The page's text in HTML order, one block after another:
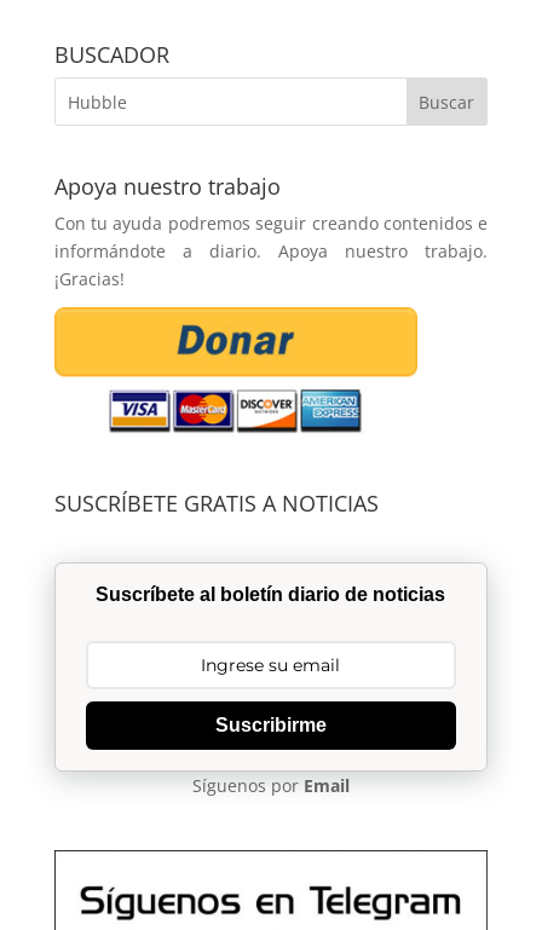
BUSCADOR
Apoya nuestro trabajo
Con tu ayuda podremos seguir creando contenidos e
informándote a diario. Apoya nuestro trabajo.
¡Gracias!
SUSCRÍBETE GRATIS A NOTICIAS
Suscríbete al boletín diario de noticias
Suscribirme
Síguenos por Email